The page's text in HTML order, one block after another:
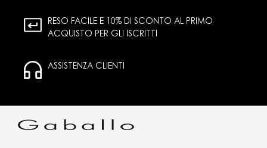
RESO FACILE E 10% DI SCONTO AL PRIMO
ACQUISTO PER GLI ISCRITTI
ASSISTENZA CLIENTI